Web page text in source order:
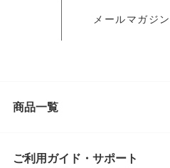
メールマガジ
商品一覧
ご利用ガイド・サポート